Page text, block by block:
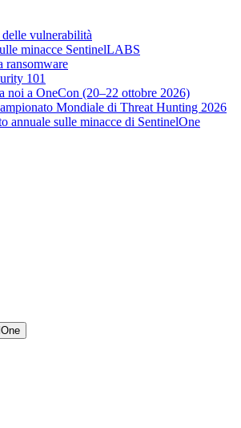
delle vulnerabilità
minacce SentinelLABS
ransomware
101
noi a OneCon (20–22 ottobre 2026)
Mondiale di Threat Hunting 2026
annuale sulle minacce di SentinelOne